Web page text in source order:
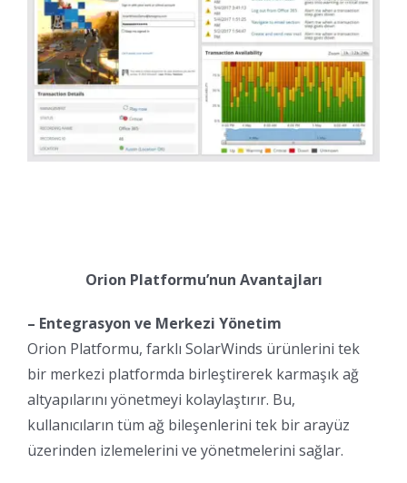
Orion Platformu’nun Avantajları
– Entegrasyon ve Merkezi Yönetim
Orion Platformu, farklı SolarWinds ürünlerini tek
bir merkezi platformda birleştirerek karmaşık ağ
altyapılarını yönetmeyi kolaylaştırır. Bu,
kullanıcıların tüm ağ bileşenlerini tek bir arayüz
üzerinden izlemelerini ve yönetmelerini sağlar.